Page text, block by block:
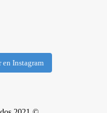
en Instagram